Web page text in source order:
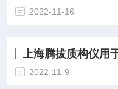
2022-11-16
上海腾拔质构仪用
2022-11-9